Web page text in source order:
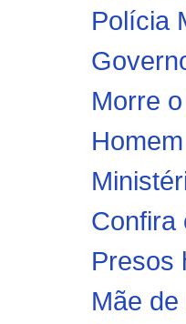
Polícia
Morre
Confira
Presos
Mãe